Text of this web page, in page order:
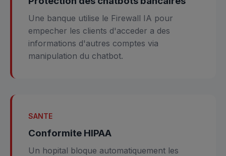
Une banque utilise le Firewall IA pour
empecher les clients d'acceder a des
informations d'autres comptes via
manipulation du chatbot.
SANTE
Conformite HIPAA
Un hopital bloque automatiquement les